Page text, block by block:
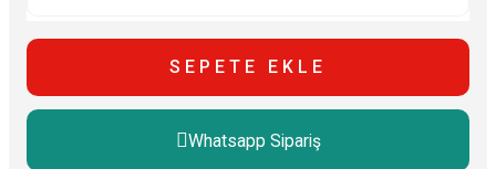
SEPETE EKLE
Whatsapp Sipariş